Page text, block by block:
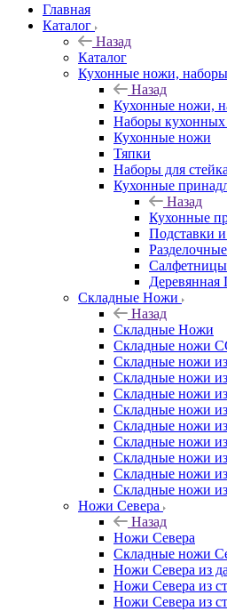
Главная
Каталог
Назад
Каталог
Кухонные ножи,
Назад
Кухонные ножи,
Наборы
Кухонные ножи
Тяпки
Наборы для стейка
Кухонные
Назад
Кухонные
Подставки
Салфетницы
Деревянная
Складные Ножи
Назад
Складные Ножи
Cкладные ножи
Складные ножи из
Складные ножи
Складные ножи
Складные ножи
Складные ножи
Складные ножи
Складные ножи
Складные ножи
Складные ножи
Ножи Севера
Назад
Ножи Севера
Складные ножи
Ножи Севера из
Ножи Севера из
Ножи Севера из